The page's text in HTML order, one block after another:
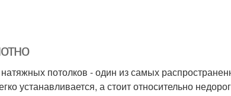
потолков - один из самых
устанавливается, а стоит относительно